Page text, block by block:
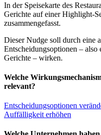
In der Speisekarte des
Gerichte auf einer Highlight-
zusammengefasst.
Dieser Nudge soll durch eine
Entscheidungsoptionen –
Gerichte – wirken.
Welche
relevant?
Entscheidungsoptionen
Auffälligkeit erhöhen